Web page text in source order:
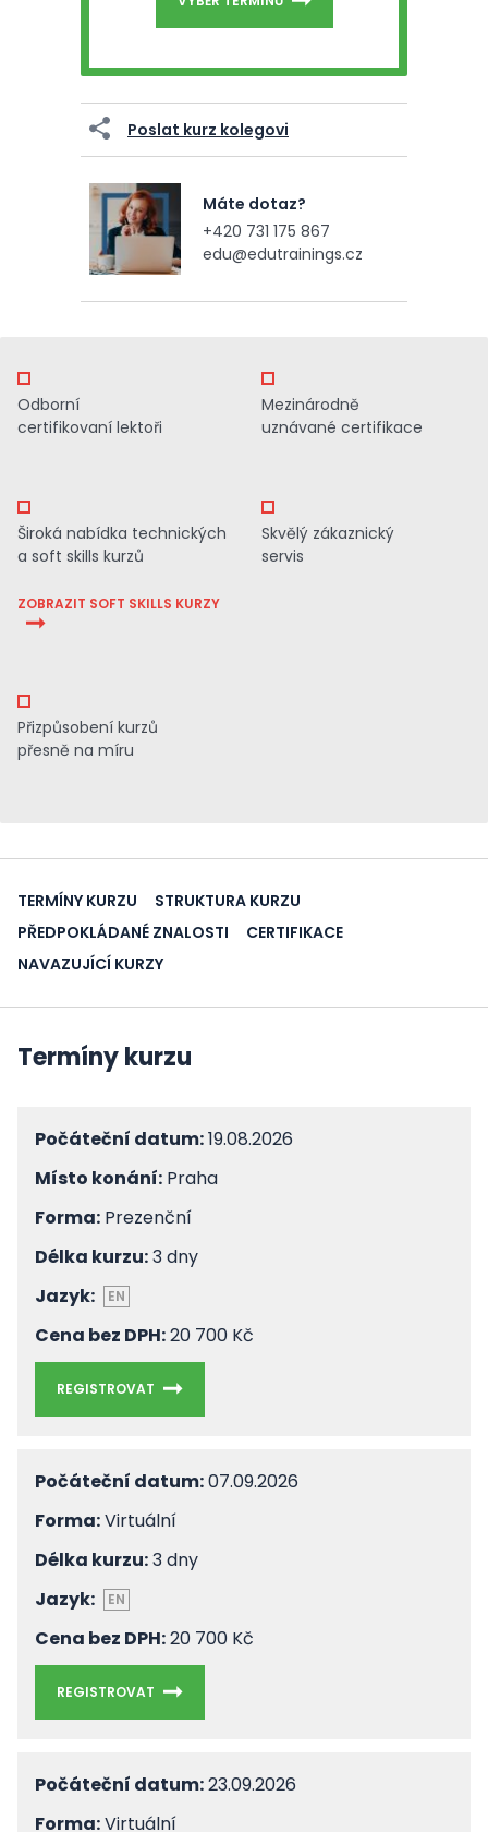
Poslat kurz kolegovi
Máte dotaz?
+420 731 175 867
edu@edutrainings.cz
Odborní
certifikovaní lektoři
Mezinárodně
uznávané certifikace
Široká nabídka technických
a soft skills kurzů
ZOBRAZIT SOFT SKILLS KURZY
Skvělý zákaznický
servis
Přizpůsobení kurzů
přesně na míru
TERMÍNY KURZU
STRUKTURA KURZU
PŘEDPOKLÁDANÉ ZNALOSTI
CERTIFIKACE
NAVAZUJÍCÍ KURZY
Termíny kurzu
Počáteční datum:19.08.2026
Místo konání: Praha
Forma: Prezenční
Délka kurzu:3 dny
Jazyk:
EN
Cena bez DPH:20 700 Kč
REGISTROVAT
Počáteční datum:07.09.2026
Forma:Virtuální
Délka kurzu:3 dny
Jazyk:
EN
Cena bez DPH:20 700 Kč
REGISTROVAT
Počáteční datum:23.09.2026
Forma:Virtuální